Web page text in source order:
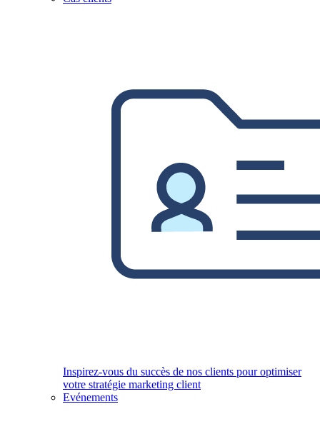
Inspirez-vous du succès de nos clients pour optimiser
votre stratégie marketing client
Evénements